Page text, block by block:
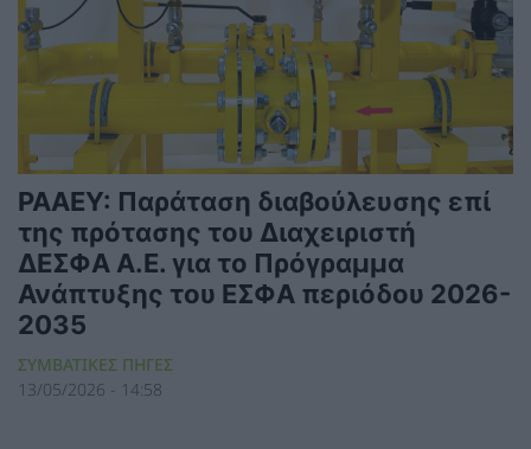
ΡΑΑΕΥ: Παράταση διαβούλευσης επί
της πρότασης του Διαχειριστή
ΔΕΣΦΑ Α.Ε. για το Πρόγραμμα
Ανάπτυξης του ΕΣΦΑ περιόδου 2026-
2035
ΣΥΜΒΑΤΙΚΕΣ ΠΗΓΕΣ
13/05/2026 - 14:58